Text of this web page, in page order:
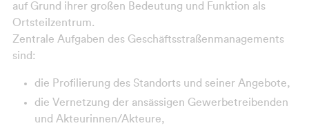
auf Grund ihrer großen Bedeutung und Funktion als
Ortsteilzentrum.
Zentrale Aufgaben des Geschäftsstraßenmanagements
sind:
die Profilierung des Standorts und seiner Angebote,
die Vernetzung der ansässigen Gewerbetreibenden
und Akteurinnen/Akteure,